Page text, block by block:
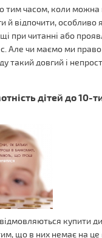
тим часом, коли можна
й відпочити, особливо
при читанні або
Але чи маємо ми право
такий довгий і
дітей до 10-
купити
що в них немає на це